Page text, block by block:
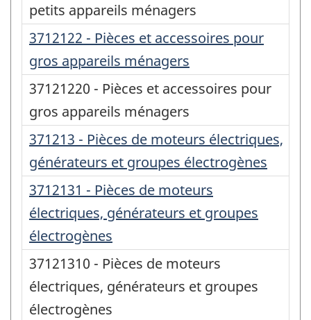
petits appareils ménagers
3712122 - Pièces et accessoires pour
gros appareils ménagers
37121220 - Pièces et accessoires pour
gros appareils ménagers
371213 - Pièces de moteurs électriques,
générateurs et groupes électrogènes
3712131 - Pièces de moteurs
électriques, générateurs et groupes
électrogènes
37121310 - Pièces de moteurs
électriques, générateurs et groupes
électrogènes